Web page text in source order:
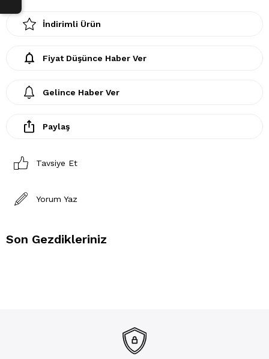
İndirimli Ürün
Fiyat Düşünce Haber Ver
Gelince Haber Ver
Paylaş
Tavsiye Et
Yorum Yaz
Son Gezdikleriniz